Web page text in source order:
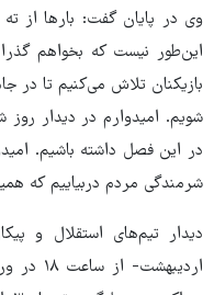
وی در پایان گفت: بارها از
این‌طور نیست که بخواهم
بازیکنان تلاش می‌کنیم تا در
شویم. امیدوارم در دیدار روز
در این فصل داشته باشیم.
شرمندگی مردم دربیاییم که
دیدار تیم‌های استقلال و